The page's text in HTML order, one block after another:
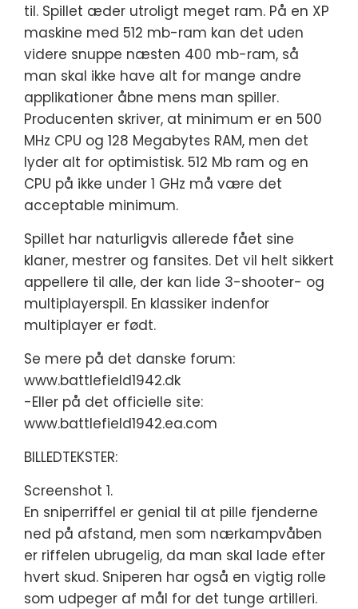
til. Spillet æder utroligt meget ram. På en XP
maskine med 512 mb-ram kan det uden
videre snuppe næsten 400 mb-ram, så
man skal ikke have alt for mange andre
applikationer åbne mens man spiller.
Producenten skriver, at minimum er en 500
MHz CPU og 128 Megabytes RAM, men det
lyder alt for optimistisk. 512 Mb ram og en
CPU på ikke under 1 GHz må være det
acceptable minimum.
Spillet har naturligvis allerede fået sine
klaner, mestrer og fansites. Det vil helt sikkert
appellere til alle, der kan lide 3-shooter- og
multiplayerspil. En klassiker indenfor
multiplayer er født.
Se mere på det danske forum:
www.battlefield1942.dk
-Eller på det officielle site:
www.battlefield1942.ea.com
BILLEDTEKSTER:
Screenshot 1.
En sniperriffel er genial til at pille fjenderne
ned på afstand, men som nærkampvåben
er riffelen ubrugelig, da man skal lade efter
hvert skud. Sniperen har også en vigtig rolle
som udpeger af mål for det tunge artilleri.